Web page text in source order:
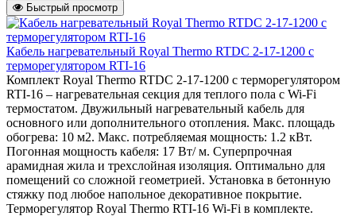
Быстрый просмотр
Кабель нагревательный Royal Thermo RTDC 2-17-1200 с
терморегулятором RTI-16
Комплект Royal Thermo RTDC 2-17-1200 с терморегулятором
RTI-16 – нагревательная секция для теплого пола с Wi-Fi
термостатом. Двужильный нагревательный кабель для
основного или дополнительного отопления. Макс. площадь
обогрева: 10 м2. Макс. потребляемая мощность: 1.2 кВт.
Погонная мощность кабеля: 17 Вт/ м. Суперпрочная
арамидная жила и трехслойная изоляция. Оптимально для
помещений со сложной геометрией. Установка в бетонную
стяжку под любое напольное декоративное покрытие.
Терморегулятор Royal Thermo RTI-16 Wi-Fi в комплекте.